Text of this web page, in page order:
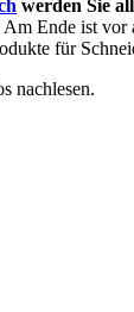
werden Sie
Ende ist vor
für
nachlesen.